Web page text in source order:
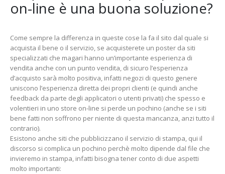
on-line è una buona soluzione?
Come sempre la differenza in queste cose la fa il sito dal quale si
acquista il bene o il servizio, se acquisterete un poster da siti
specializzati che magari hanno un’importante esperienza di
vendita anche con un punto vendita, di sicuro l’esperienza
d’acquisto sarà molto positiva, infatti negozi di questo genere
uniscono l’esperienza diretta dei propri clienti (e quindi anche
feedback da parte degli applicatori o utenti privati) che spesso e
volentieri in uno store on-line si perde un pochino (anche se i siti
bene fatti non soffrono per niente di questa mancanza, anzi tutto il
contrario).
Esistono anche siti che pubblicizzano il servizio di stampa, qui il
discorso si complica un pochino perchè molto dipende dal file che
invieremo in stampa, infatti bisogna tener conto di due aspetti
molto importanti: